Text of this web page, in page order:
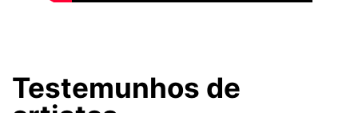
Testemunhos de